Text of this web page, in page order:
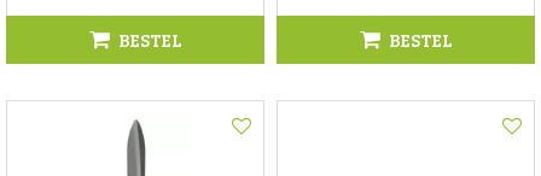
BESTEL BESTEL